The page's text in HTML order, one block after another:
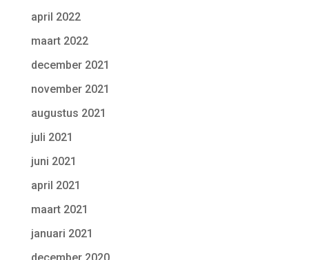
april 2022
maart 2022
december 2021
november 2021
augustus 2021
juli 2021
juni 2021
april 2021
maart 2021
januari 2021